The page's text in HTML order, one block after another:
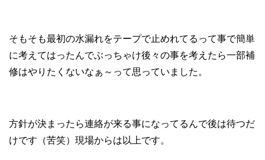
そもそも最初の水漏れをテープで止めれてるって事で簡単
に考えてはったんでぶっちゃけ後々の事を考えたら一部補
修はやりたくないなぁ～って思っていました。
方針が決まったら連絡が来る事になってるんで後は待つだ
けです（苦笑）現場からは以上です。